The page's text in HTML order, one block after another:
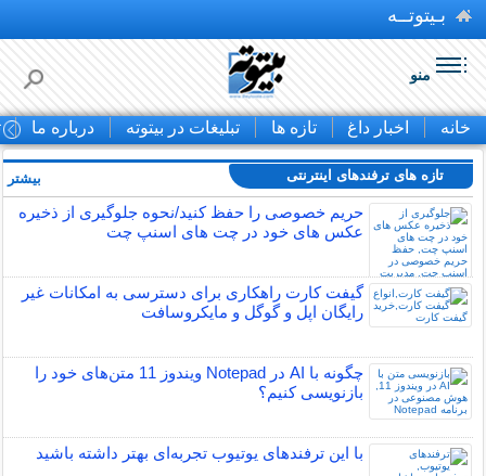
بـیتوتــه
منو
خانه اخبار داغ تازه ها تبلیغات در بیتوته درباره ما
تازه های ترفندهای اینترنتی
حریم خصوصی را حفظ کنید/نحوه جلوگیری از ذخیره
عکس های خود در چت های اسنپ چت
گیفت کارت راهکاری برای دسترسی به امکانات غیر
رایگان اپل و گوگل و مایکروسافت
چگونه با AI در Notepad ویندوز 11 متن‌های خود را
بازنویسی کنیم؟
با این ترفندهای یوتیوب تجربه‌ای بهتر داشته باشید
بیشتر